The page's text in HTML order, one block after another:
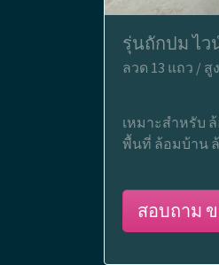
รุ่นถักปม ไว
ลวด 13 แถว / สู
เหมาะสำหรับ
พื้นที่ ล้อมบ้าน
สอบถาม